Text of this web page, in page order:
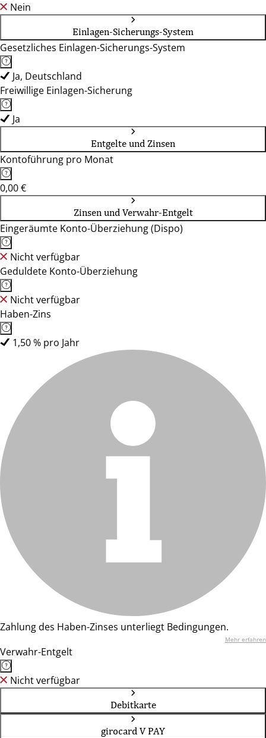
Nein
Einlagen-Sicherungs-System
Gesetzliches Einlagen-Sicherungs-System
Ja, Deutschland
Freiwillige Einlagen-Sicherung
Ja
Entgelte und Zinsen
Kontoführung pro Monat
0,00 €
Zinsen und Verwahr-Entgelt
Eingeräumte Konto-Überziehung (Dispo)
Nicht verfügbar
Geduldete Konto-Überziehung
Nicht verfügbar
Haben-Zins
1,50 % pro Jahr
Zahlung des Haben-Zinses unterliegt Bedingungen.
Mehr erfahren
Verwahr-Entgelt
Nicht verfügbar
Debitkarte
girocard V PAY